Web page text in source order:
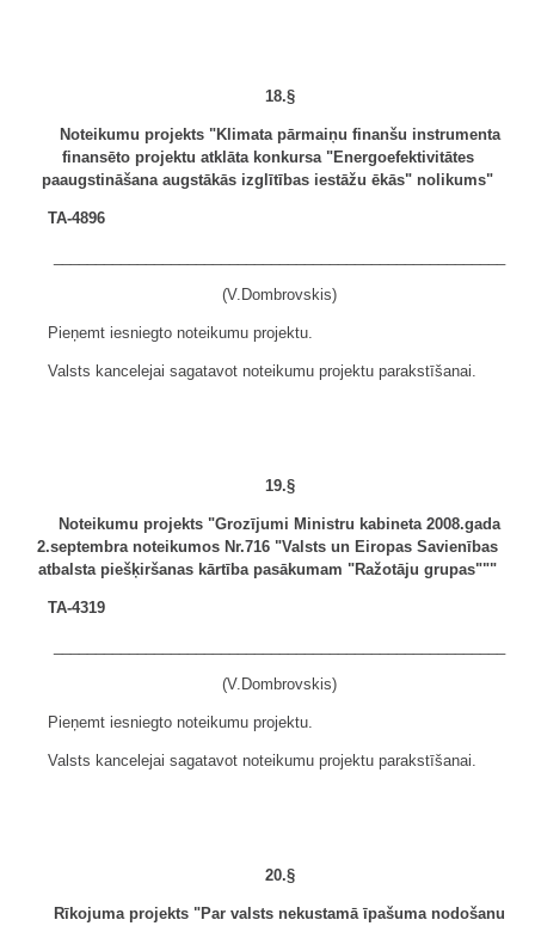
18.§
Noteikumu projekts "Klimata pārmaiņu finanšu instrumenta
finansēto projektu atklāta konkursa "Energoefektivitātes
paaugstināšana augstākās izglītības iestāžu ēkās" nolikums"
TA-4896
(V.Dombrovskis)
Pieņemt iesniegto noteikumu projektu.
Valsts kancelejai sagatavot noteikumu projektu parakstīšanai.
19.§
Noteikumu projekts "Grozījumi Ministru kabineta 2008.gada
2.septembra noteikumos Nr.716 "Valsts un Eiropas Savienības
atbalsta piešķiršanas kārtība pasākumam "Ražotāju grupas"""
TA-4319
(V.Dombrovskis)
Pieņemt iesniegto noteikumu projektu.
Valsts kancelejai sagatavot noteikumu projektu parakstīšanai.
20.§
Rīkojuma projekts "Par valsts nekustamā īpašuma nodošanu